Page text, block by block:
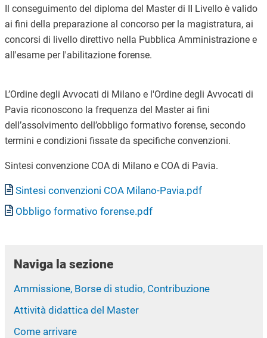
Il conseguimento del diploma del Master di II Livello è valido
ai fini della preparazione al concorso per la magistratura, ai
concorsi di livello direttivo nella Pubblica Amministrazione e
all'esame per l'abilitazione forense.
L’Ordine degli Avvocati di Milano e l'Ordine degli Avvocati di
Pavia riconoscono la frequenza del Master ai fini
dell’assolvimento dell’obbligo formativo forense, secondo
termini e condizioni fissate da specifiche convenzioni.
Sintesi convenzione COA di Milano e COA di Pavia.
Documento
Sintesi convenzioni COA Milano-Pavia.pdf
Documento
Obbligo formativo forense.pdf
Naviga la sezione
Ammissione, Borse di studio, Contribuzione
Attività didattica del Master
Come arrivare